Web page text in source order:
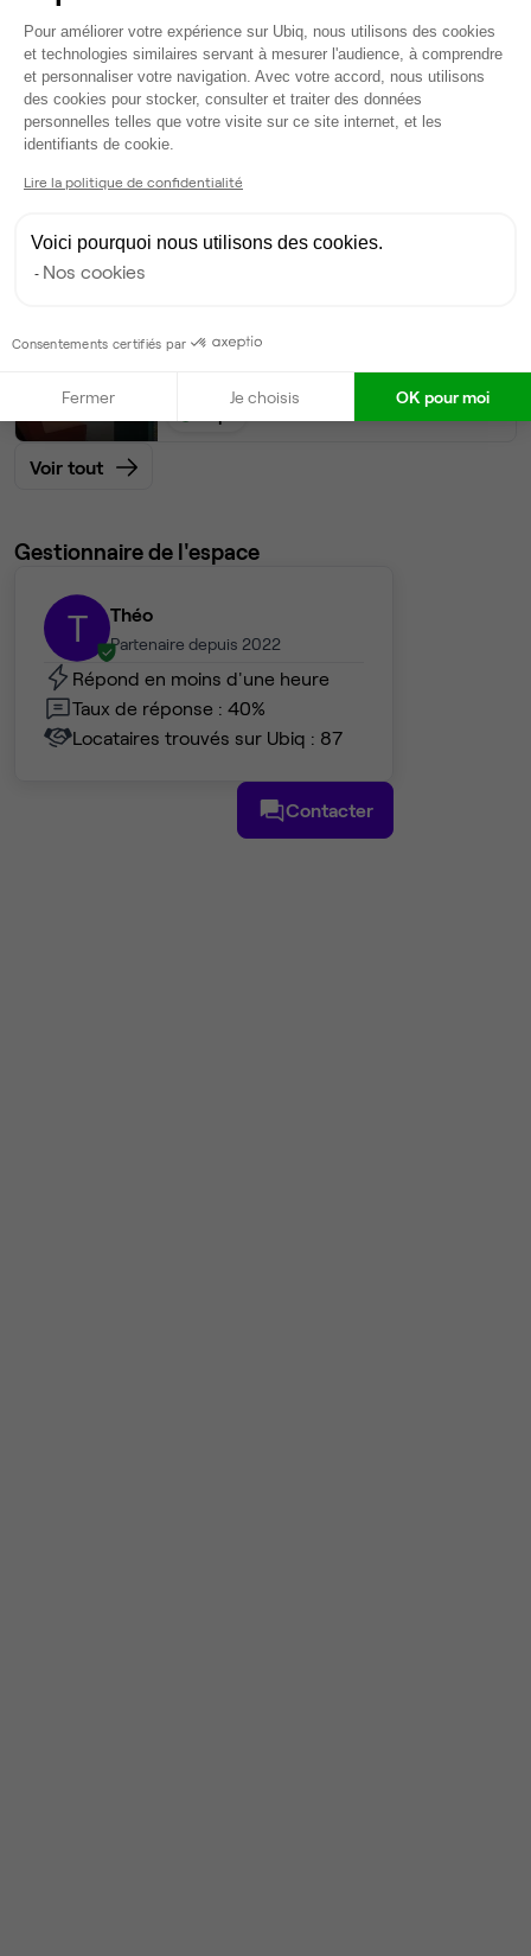
272 931 €
Dispo
Bureau privé• 10ème et plus
100postes • 500 m²
Dispo
50
postes • 250 m²
Voir tout
Gestionnaire de l'espace
T Théo
Partenaire depuis 2022
Répond en moins d'une heure
Taux de réponse : 40%
Locataires trouvés sur Ubiq : 87
Contacter
Plateforme de Gestion du
Pour améliorer votre expérience sur Ubiq, nous utilisons des cookies
et technologies similaires servant à mesurer l'audience, à comprendre
et personnaliser votre navigation. Avec votre accord, nous utilisons
des cookies pour stocker, consulter et traiter des données
personnelles telles que votre visite sur ce site internet, et les
identifiants de cookie.
Lire la politique de confidentialité
Voici pourquoi nous utilisons des cookies.
Nos cookies
Consentements certifiés par
Fermer Je choisis OK pour moi